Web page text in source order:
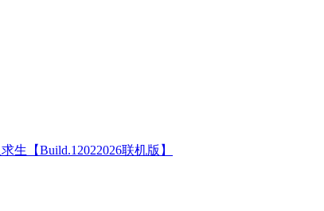
生【Build.12022026联机版】